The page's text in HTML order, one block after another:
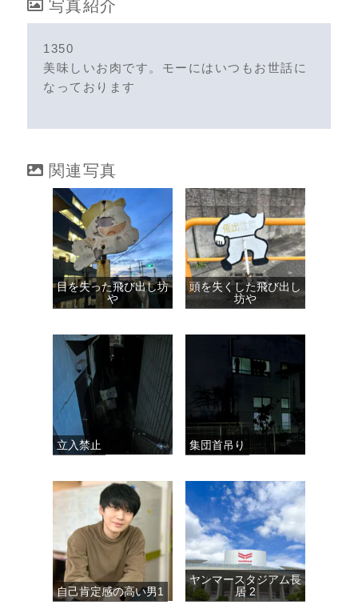
写真紹介
1350
美味しいお肉です。モーにはいつもお世話に
なっております
関連写真
目を失った飛び出し坊
や
頭を失くした飛び出し
坊や
立入禁止 集団首吊り
自己肯定感の高い男1
ヤンマースタジアム長
居 2